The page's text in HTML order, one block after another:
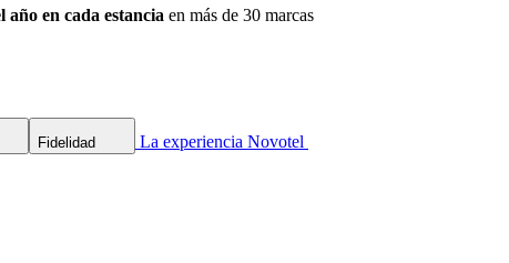
año en cada estancia en más de 30 marcas
Fidelidad La experiencia Novotel